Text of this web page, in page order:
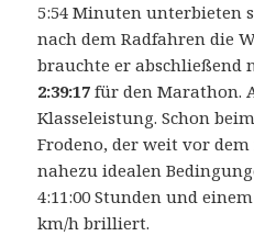
5:54 Minuten unterbieten
nach dem Radfahren die
brauchte er abschließend
2:39:17 für den Marathon.
Klasseleistung. Schon
Frodeno, der weit vor
nahezu idealen
4:11:00 Stunden und
km/h brilliert.